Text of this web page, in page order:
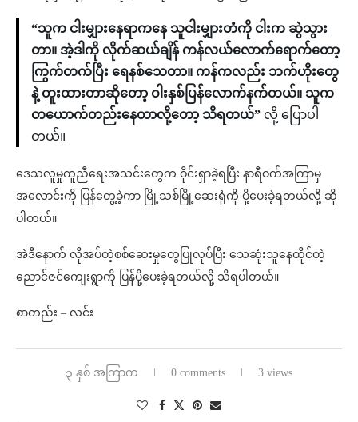
“သူက ငါးမျှားနေရာကနေ သူငါးမျှားတံကို ငါးက ဆွဲသွား
တာ။ အဲ့ဒါကို လိုက်ဆယ်ချိန် ကန်လယ်လောက်ရောက်တော့
ကြွက်တက်ပြီး ရေနစ်သေတာ။ ကန်ကလည်း ဘက်ဟိုးတွေ
နဲ့ တူးထားတာဆိုတော့ ဝါးနှစ်ပြန်လောက်နက်တယ်။ သူက
တယောက်တည်းနေတာလို့တော့ သိရတယ်” လို့ ပြောပါ
တယ်။
ဒေသလူမှုကူညီရေးအသင်းတွေက ဝိုင်းရှာခဲ့ရပြီး နာရီဝက်အကြာမှ
အလောင်းကို ပြန်တွေ့ခဲ့ကာ မြို့သစ်မြို့ဆေးရုံကို ပို့ပေးခဲ့ရတယ်လို့ ဆို
ပါတယ်။
အဲဒီနောက် လိုအပ်တဲ့စစ်ဆေးမှုတွေပြုလုပ်ပြီး သေဆုံးသူနေထိုင်တဲ့
ညောင်ဇင်ကျေးရွာကို ပြန်ပို့ပေးခဲ့ရတယ်လို့ သိရပါတယ်။
စာတည်း – လင်း
၃ နှစ် အကြာက 0 comments 3 views